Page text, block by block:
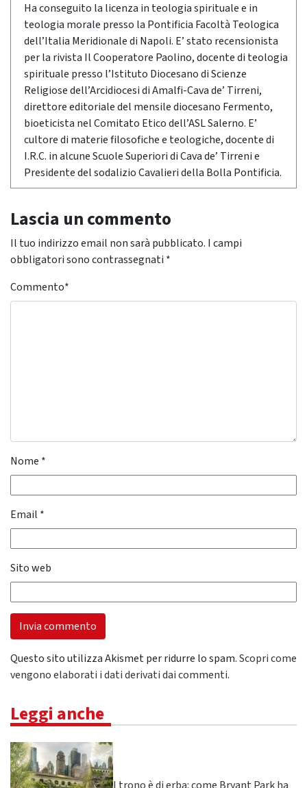
Ha conseguito la licenza in teologia spirituale e in
teologia morale presso la Pontificia Facoltà Teologica
dell’Italia Meridionale di Napoli. E’ stato recensionista
per la rivista Il Cooperatore Paolino, docente di teologia
spirituale presso l’Istituto Diocesano di Scienze
Religiose dell’Arcidiocesi di Amalfi-Cava de’ Tirreni,
direttore editoriale del mensile diocesano Fermento,
bioeticista nel Comitato Etico dell’ASL Salerno. E’
cultore di materie filosofiche e teologiche, docente di
I.R.C. in alcune Scuole Superiori di Cava de’ Tirreni e
Presidente del sodalizio Cavalieri della Bolla Pontificia.
Lascia un commento
Il tuo indirizzo email non sarà pubblicato. I campi
obbligatori sono contrassegnati *
Commento*
Nome *
Email *
Sito web
Questo sito utilizza Akismet per ridurre lo spam.Scopri come
vengono elaborati i dati derivati dai commenti.
Leggi anche